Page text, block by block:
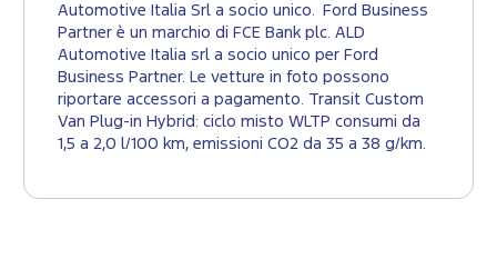
Automotive Italia Srl a socio unico. Ford Business
Partner è un marchio di FCE Bank plc. ALD
Automotive Italia srl a socio unico per Ford
Business Partner. Le vetture in foto possono
riportare accessori a pagamento. Transit Custom
Van Plug-in Hybrid: ciclo misto WLTP consumi da
1,5 a 2,0 l/100 km, emissioni CO2 da 35 a 38 g/km.